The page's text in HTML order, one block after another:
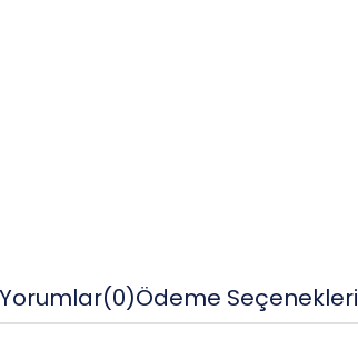
Yorumlar(0)Ödeme Seçenekleri